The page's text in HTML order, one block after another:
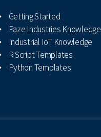
Getting Started
Paze Industries Knowledge
Industrial IoT Knowledge
R Script Templates
Python Templates